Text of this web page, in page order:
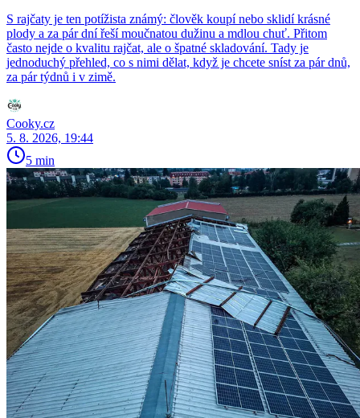
S rajčaty je ten potížista známý: člověk koupí nebo sklidí krásné
plody a za pár dní řeší moučnatou dužinu a mdlou chuť. Přitom
často nejde o kvalitu rajčat, ale o špatné skladování. Tady je
jednoduchý přehled, co s nimi dělat, když je chcete sníst za pár dnů,
za pár týdnů i v zimě.
Cooky.cz
5. 8. 2026, 19:44
5 min